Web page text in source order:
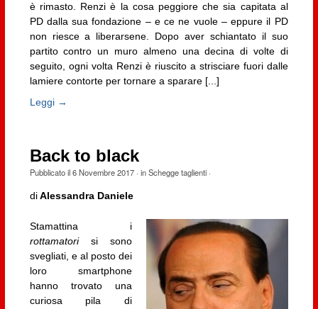
è rimasto. Renzi è la cosa peggiore che sia capitata al
PD dalla sua fondazione – e ce ne vuole – eppure il PD
non riesce a liberarsene. Dopo aver schiantato il suo
partito contro un muro almeno una decina di volte di
seguito, ogni volta Renzi è riuscito a strisciare fuori dalle
lamiere contorte per tornare a sparare [...]
Leggi →
Back to black
Pubblicato il6 Novembre 2017· inSchegge taglienti·
diAlessandra Daniele
Stamattina i
rottamatorisi sono
svegliati, e al posto dei
loro smartphone
hanno trovato una
curiosa pila di